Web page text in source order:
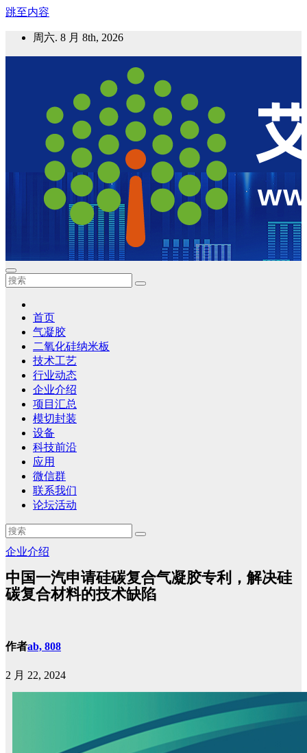
跳至内容
周六. 8 月 8th, 2026
艾邦气凝胶论坛
气凝胶材料及应用，产业链动态；气凝胶在新能源如锂电、储
首页
气凝胶
二氧化硅纳米板
技术工艺
行业动态
企业介绍
项目汇总
模切封装
设备
科技前沿
应用
微信群
联系我们
论坛活动
企业介绍
中国一汽申请硅碳复合气凝胶专利，解决硅
碳复合材料的技术缺陷
作者ab, 808
2 月 22, 2024